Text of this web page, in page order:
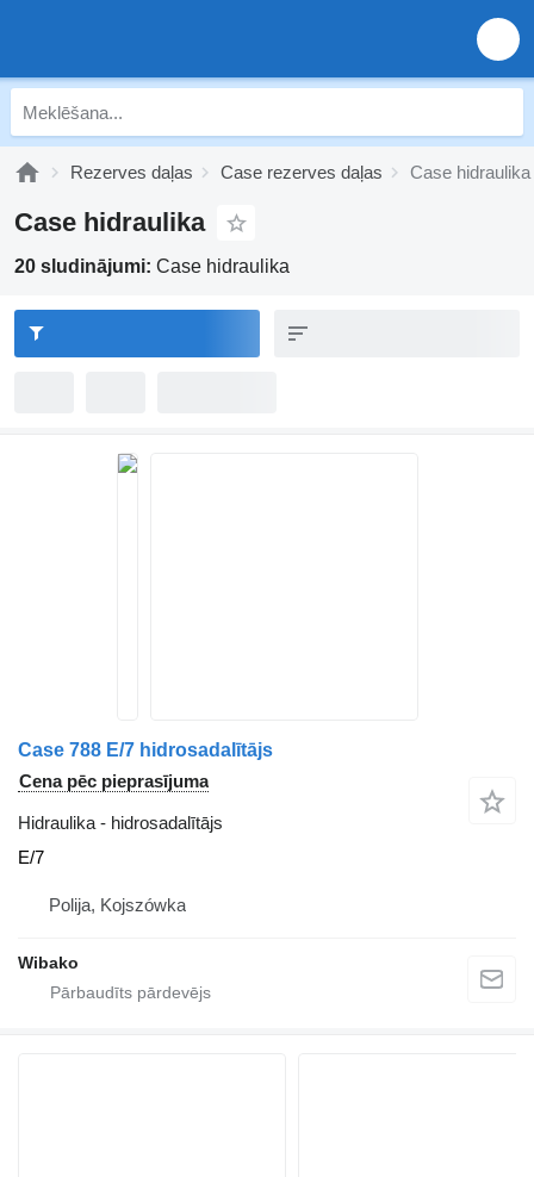
Rezerves daļas Case rezerves daļas Case hidraulika
Case hidraulika
20 sludinājumi: Case hidraulika
Case 788 E/7 hidrosadalītājs
Cena pēc pieprasījuma
Hidraulika - hidrosadalītājs
E/7
Polija, Kojszówka
Wibako